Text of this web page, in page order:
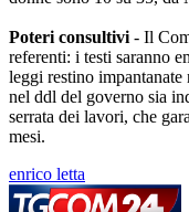
Poteri consultivi - Il
referenti: i testi saranno
leggi restino
nel ddl del governo sia
serrata dei lavori, che
mesi.
enrico letta